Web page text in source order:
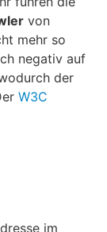
von
mehr so
negativ auf
der
W3C
im